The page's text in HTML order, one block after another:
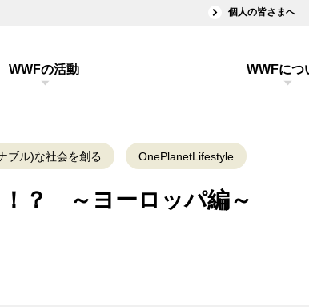
個人の皆さまへ
WWFの活動 WWFにつ
ブル)な社会を創る OnePlanetLifestyle
？ ～ヨーロッパ編～